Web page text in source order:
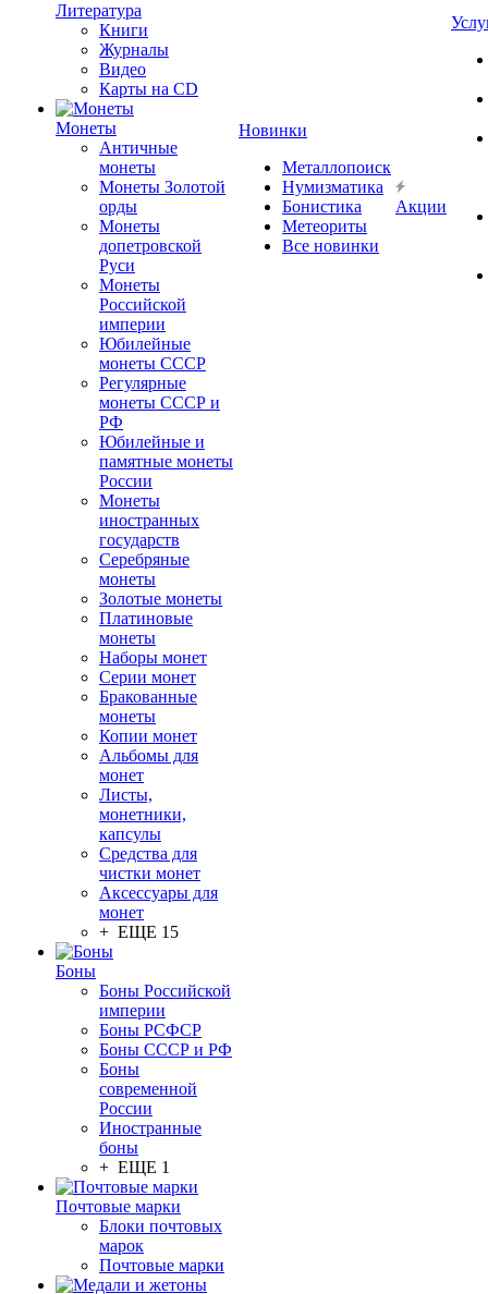
Литература
Книги
Журналы
Видео
Карты на CD
Монеты
Античные
монеты
Монеты Золотой
орды
Монеты
допетровской
Руси
Монеты
Российской
империи
Юбилейные
монеты СССР
Регулярные
монеты СССР и
РФ
Юбилейные и
памятные монеты
России
Монеты
иностранных
государств
Серебряные
монеты
Золотые монеты
Платиновые
монеты
Наборы монет
Серии монет
Бракованные
монеты
Копии монет
Альбомы для
монет
Листы,
монетники,
капсулы
Средства для
чистки монет
Аксессуары для
монет
+ ЕЩЕ 15
Боны
Боны Российской
империи
Боны РСФСР
Боны СССР и РФ
Боны
современной
России
Иностранные
боны
+ ЕЩЕ 1
Почтовые марки
Блоки почтовых
марок
Почтовые марки
Новинки
Металлопоиск
Нумизматика
Бонистика
Метеориты
Все новинки
Акции